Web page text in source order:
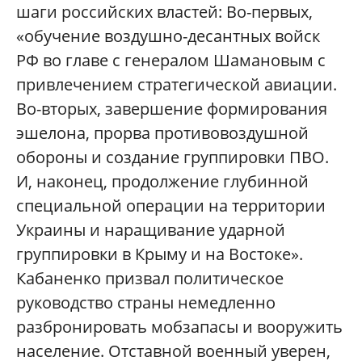
шаги российских властей: Во-первых,
«обучение воздушно-десантных войск
РФ во главе с генералом Шамановым с
привлечением стратегической авиации.
Во-вторых, завершение формирования
эшелона, прорва противовоздушной
обороны и создание группировки ПВО.
И, наконец, продолжение глубинной
специальной операции на территории
Украины и наращивание ударной
группировки в Крыму и на Востоке».
Кабаненко призвал политическое
руководство страны немедленно
разбронировать мобзапасы и вооружить
население. Отставной военный уверен,